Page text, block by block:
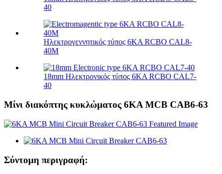
40
Ηλεκτρογεννητικός τύπος 6KA RCBO CAL8-
40M
18mm Ηλεκτρονικός τύπος 6KA RCBO CAL7-
40
Μίνι διακόπτης κυκλώματος 6KA MCB CAB6-63
Σύντομη περιγραφή: